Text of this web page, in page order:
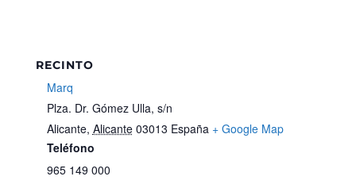
RECINTO
Marq
Plza. Dr. Gómez Ulla, s/n
Alicante, Alicante 03013 España + Google Map
Teléfono
965 149 000